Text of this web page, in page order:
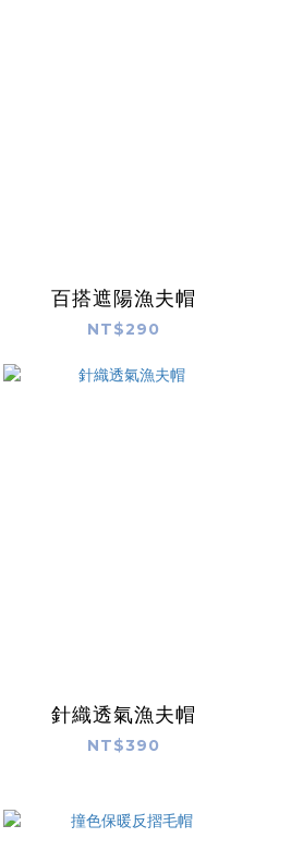
百搭遮陽漁夫帽
NT$290
針織透氣漁夫帽
NT$390